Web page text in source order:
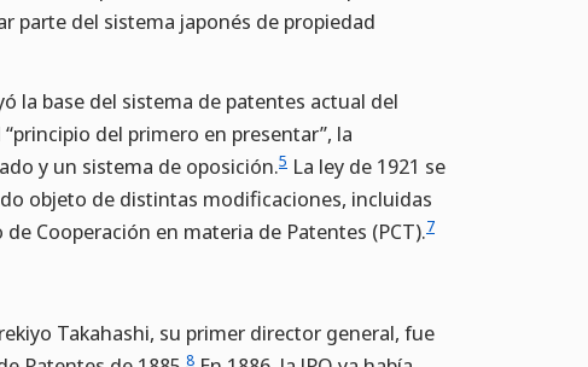
parte del sistema japonés de propiedad
la base del sistema de patentes actual del
del primero en presentar”, la
y un sistema de oposición.5 La ley de 1921 se
objeto de distintas modificaciones, incluidas
Cooperación en materia de Patentes (PCT).7
Takahashi, su primer director general, fue
8